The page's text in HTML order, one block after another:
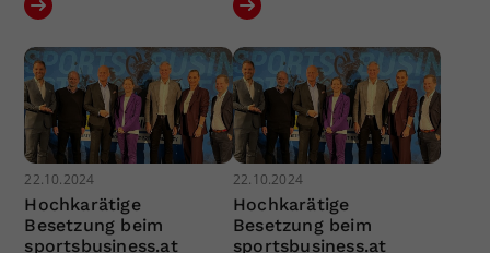
22.10.2024
Hochkarätige
Besetzung beim
sportsbusiness.at
22.10.2024
Hochkarätige
Besetzung beim
sportsbusiness.at